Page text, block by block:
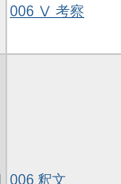
006 Ⅴ 考察
006 釈文